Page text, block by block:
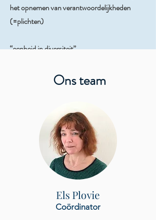
het opnemen van verantwoordelijkheden
(=plichten)
“eenheid in diversiteit”
tussen burgers als een meerwaarde worden
“sociale grondrechten garanderen”
We zorgen ervoor dat de toegang tot de
grondrechten voor iedere burger gelijk is.
Ons team
Els Plovie
Coördinator